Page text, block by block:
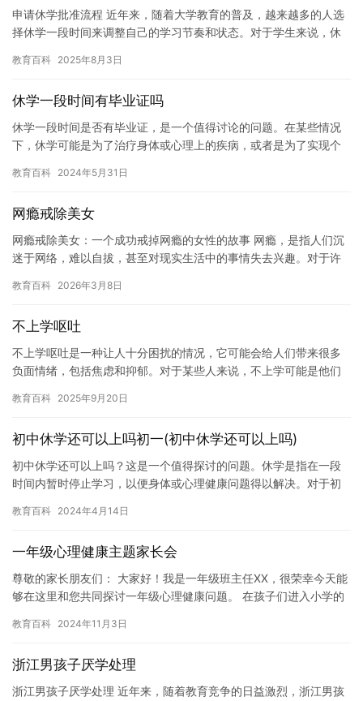
申请休学批准流程 近年来，随着大学教育的普及，越来越多的人选
择休学一段时间来调整自己的学习节奏和状态。对于学生来说，休
业规…
教育百科 2025年8月3日
休学一段时间有毕业证吗
休学一段时间是否有毕业证，是一个值得讨论的问题。在某些情况
下，休学可能是为了治疗身体或心理上的疾病，或者是为了实现个
放，这个…
教育百科 2024年5月31日
网瘾戒除美女
网瘾戒除美女：一个成功戒掉网瘾的女性的故事 网瘾，是指人们沉
迷于网络，难以自拔，甚至对现实生活中的事情失去兴趣。对于许
无助…
教育百科 2026年3月8日
不上学呕吐
不上学呕吐是一种让人十分困扰的情况，它可能会给人们带来很多
负面情绪，包括焦虑和抑郁。对于某些人来说，不上学可能是他们
负面影…
教育百科 2025年9月20日
初中休学还可以上吗初一(初中休学还可以上吗)
初中休学还可以上吗？这是一个值得探讨的问题。休学是指在一段
时间内暂时停止学习，以便身体或心理健康问题得以解决。对于初
受全面…
教育百科 2024年4月14日
一年级心理健康主题家长会
尊敬的家长朋友们： 大家好！我是一年级班主任XX，很荣幸今天能
够在这里和您共同探讨一年级心理健康问题。 在孩子们进入小学的
教育百科 2024年11月3日
浙江男孩子厌学处理
浙江男孩子厌学处理 近年来，随着教育竞争的日益激烈，浙江男孩